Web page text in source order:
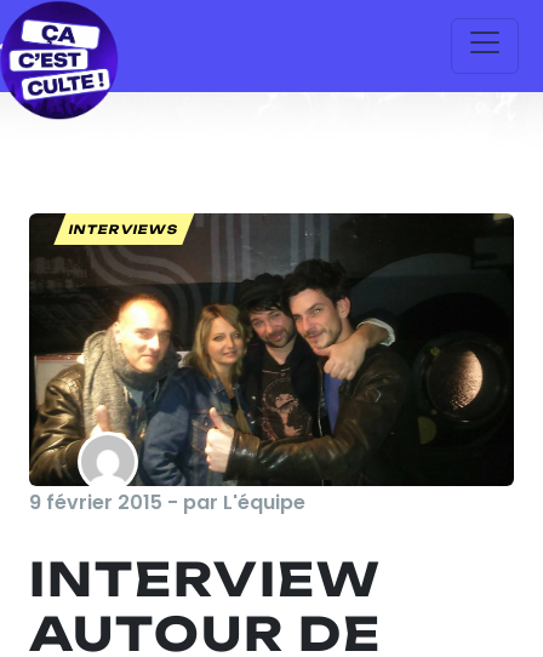
INTERVIEWS
9 février 2015 - par L'équipe
INTERVIEW
AUTOUR DE